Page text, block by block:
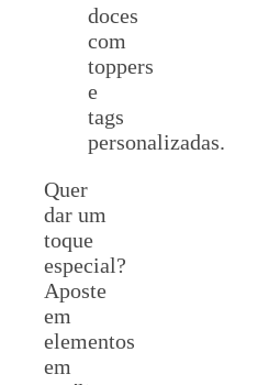
doces
com
toppers
e
tags
personalizadas.
Quer
dar um
toque
especial?
Aposte
em
elementos
em